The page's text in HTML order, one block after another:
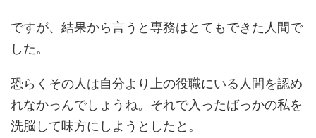
ですが、結果から言うと専務はとてもできた人間で
した。
恐らくその人は自分より上の役職にいる人間を認め
れなかっんでしょうね。それで入ったばっかの私を
洗脳して味方にしようとしたと。